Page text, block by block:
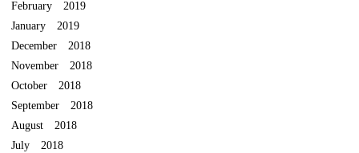
February 2019
January 2019
December 2018
November 2018
October 2018
September 2018
August 2018
July 2018